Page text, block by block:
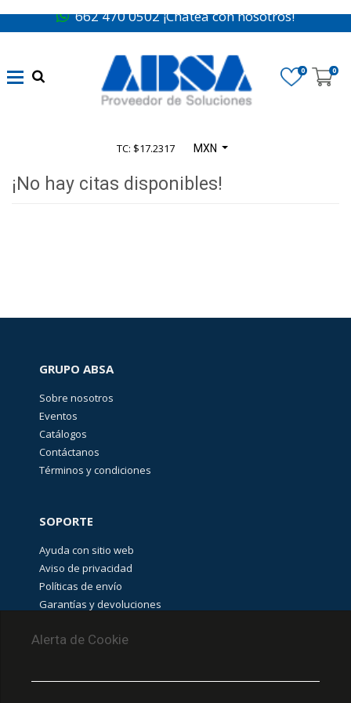
662 470 0502 ¡Chatea con nosotros!
0 0
TC: $17.2317 MXN
¡No hay citas disponibles!
Alerta de Cookie
GRUPO ABSA
Sobre nosotros
Eventos
Catálogos
Contáctanos
Términos y condiciones
SOPORTE
Ayuda con sitio web
Aviso de privacidad
Políticas de envío
Garantías y devoluciones